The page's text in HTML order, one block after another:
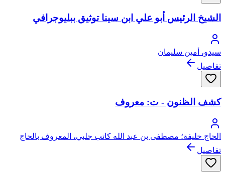
الشيخ الرئيس أبو علي ابن سينا توثيق ببليوجرافي
سيدو، أمين سليمان
تفاصيل
كشف الظنون - ت: معروف
الحاج خليفة؛ مصطفى بن عبد الله كاتب جلبي، المعروف بالحاج
خليفة (حاجي خليفة )
تفاصيل